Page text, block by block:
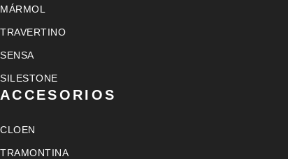
MÁRMOL
TRAVERTINO
SENSA
SILESTONE
ACCESORIOS
CLOEN
TRAMONTINA